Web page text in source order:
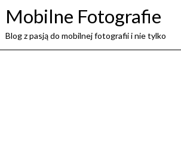
Mobilne Fotografie
Blog z pasją do mobilnej fotografii i nie tylko